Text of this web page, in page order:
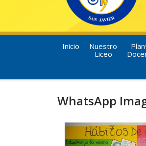
Inicio
Nuestro
Liceo
WhatsApp